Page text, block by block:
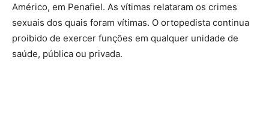
Américo, em Penafiel. As vítimas relataram os crimes
sexuais dos quais foram vítimas. O ortopedista continua
proibido de exercer funções em qualquer unidade de
saúde, pública ou privada.